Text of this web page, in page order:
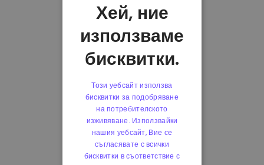
Хей, ние
използваме
бисквитки.
Този уебсайт използва
бисквитки за подобряване
на потребителското
изживяване. Използвайки
нашия уебсайт, Вие се
съгласявате с всички
бисквитки в съответствие с